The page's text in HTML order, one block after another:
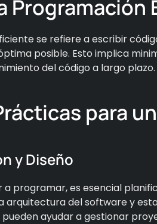
Programación
se refiere a escribir
posible. Esto implica
del código a largo plazo.
para
y Diseño
a programar, es esencial
arquitectura del software y
pueden ayudar a gestionar